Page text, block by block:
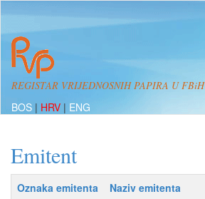
REGISTAR VRIJEDNOSNIH PAPIRA U FBiH
BOS | HRV | ENG
Emitent
Oznaka emitenta Naziv emitenta